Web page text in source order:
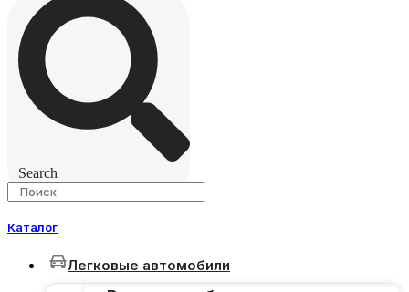
Search
Каталог
Легковые автомобили